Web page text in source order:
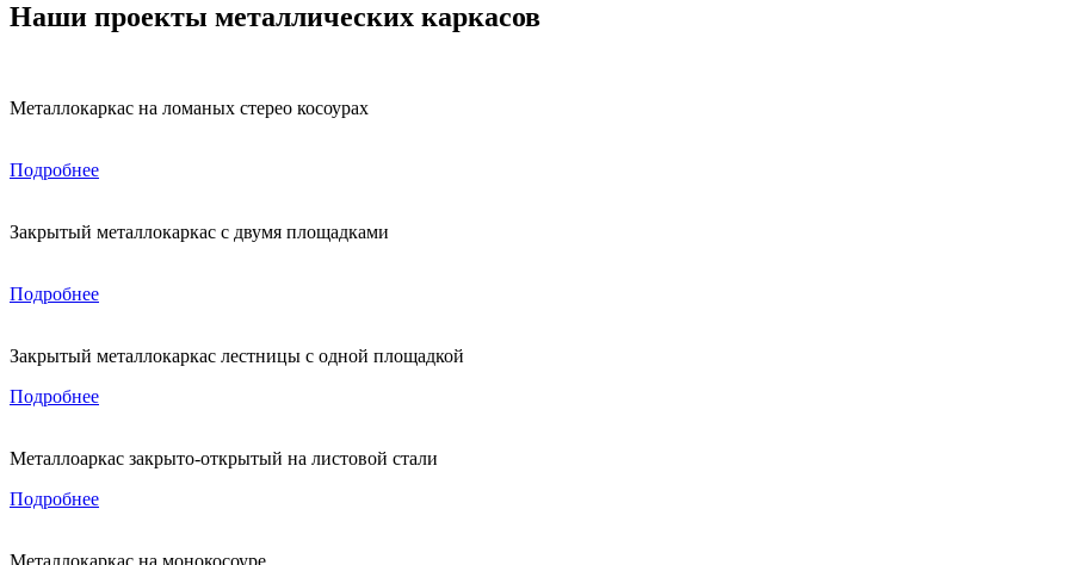
Наши проекты металлических каркасов
Металлокаркас на ломаных стерео косоурах
Подробнее
Закрытый металлокаркас с двумя площадками
Подробнее
Закрытый металлокаркас лестницы с одной площадкой
Подробнее
Металлоаркас закрыто-открытый на листовой стали
Подробнее